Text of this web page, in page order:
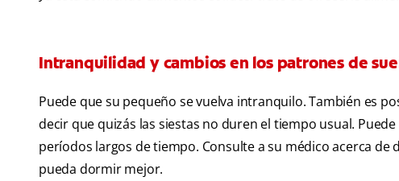
Intranquilidad y cambios en los patrones de
Puede que su pequeño se vuelva intranquilo. También es
decir que quizás las siestas no duren el tiempo usual.
períodos largos de tiempo. Consulte a su médico acerca
pueda dormir mejor.